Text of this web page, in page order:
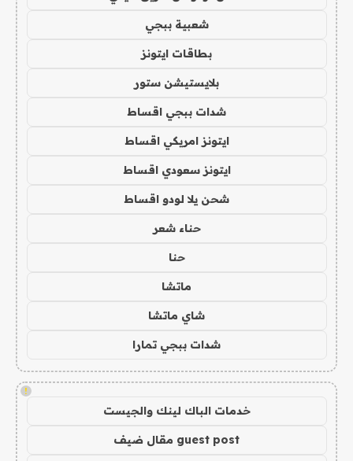
شعبية ببجي
بطاقات ايتونز
بلايستيشن ستور
شدات ببجي اقساط
ايتونز امريكي اقساط
ايتونز سعودي اقساط
شحن يلا لودو اقساط
حناء شعر
حنا
ماتشا
شاي ماتشا
شدات ببجي تمارا
!
خدمات الباك لينك والجيست
guest post مقال ضيف